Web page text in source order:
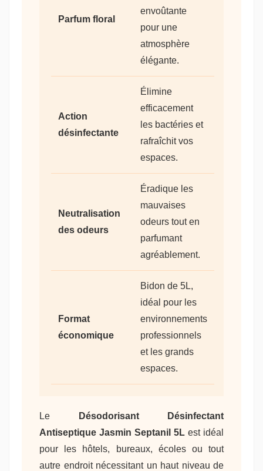
Parfum floral
envoûtante
pour une
atmosphère
élégante.
Action
désinfectante
Élimine
efficacement
les bactéries et
rafraîchit vos
espaces.
Neutralisation
des odeurs
Éradique les
mauvaises
odeurs tout en
parfumant
agréablement.
Format
économique
Bidon de 5L,
idéal pour les
environnements
professionnels
et les grands
espaces.
Le
Désodorisant Désinfectant
Antiseptique Jasmin Septanil 5L est idéal
pour les hôtels, bureaux, écoles ou tout
autre endroit nécessitant un haut niveau de